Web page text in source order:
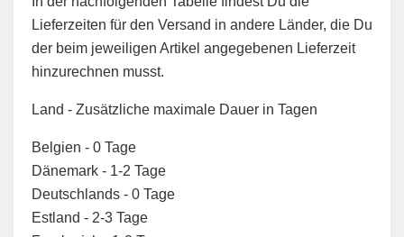
Lieferzeiten für den Versand in andere Länder, die Du
der beim jeweiligen Artikel angegebenen Lieferzeit
hinzurechnen musst.
Land - Zusätzliche maximale Dauer in Tagen
Belgien - 0 Tage
Dänemark - 1-2 Tage
Deutschlands - 0 Tage
Estland - 2-3 Tage